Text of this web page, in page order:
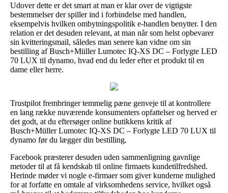
Udover dette er det smart at man er klar over de vigtigste
bestemmelser der spiller ind i forbindelse med handlen,
eksempelvis hvilken ombytningspolitik e-handlen benytter. I den
relation er det desuden relevant, at man når som helst opbevarer
sin kvitteringsmail, således man senere kan vidne om sin
bestilling af Busch+Müller Lumotec IQ-XS DC – Forlygte LED
70 LUX til dynamo, hvad end du leder efter et produkt til en
dame eller herre.
Trustpilot frembringer temmelig pæne genveje til at kontrollere
en lang række nuværende konsumenters opfattelser og herved er
det godt, at du eftersøger online butikkens kritik af
Busch+Müller Lumotec IQ-XS DC – Forlygte LED 70 LUX til
dynamo før du lægger din bestilling.
Facebook præsterer desuden uden sammenligning gavnlige
metoder til at få kendskab til online firmaets kundetilfredshed.
Herinde møder vi nogle e-firmaer som giver kunderne mulighed
for at forfatte en omtale af virksomhedens service, hvilket også